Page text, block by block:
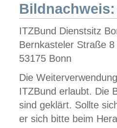
Bildnachweis:
ITZBund Dienstsitz
Bernkasteler Straße 8
53175 Bonn
Die
ITZBund erlaubt. Die
sind geklärt. Sollte
er sich bitte beim